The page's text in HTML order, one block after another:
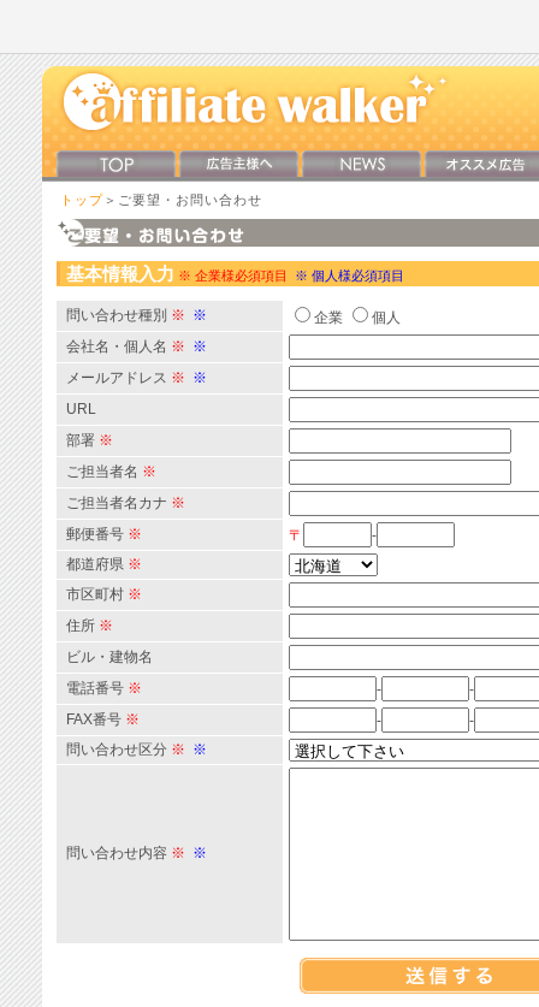
トップ ＞ご要望・お問い合わせ
基本情報入力 ※ 企業様必須項目 ※ 個人様必須項目
問い合わせ種別 ※ ※ 企業
個人
会社名・個人名 ※ ※
メールアドレス ※ ※
URL
部署 ※
ご担当者名 ※
ご担当者名カナ ※
郵便番号 ※ 〒
-
都道府県 ※
市区町村 ※
住所 ※
ビル・建物名
電話番号 ※ -
-
FAX番号 ※ -
-
問い合わせ区分 ※ ※
問い合わせ内容 ※ ※